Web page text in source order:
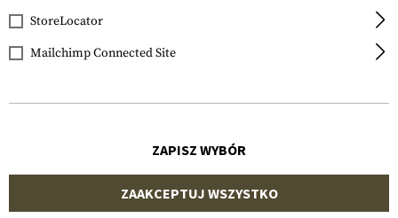
Numer artykułu:
10496622000
StoreLocator
Mailchimp Connected Site
ZAPISZ WYBÓR
ZAAKCEPTUJ WSZYSTKO